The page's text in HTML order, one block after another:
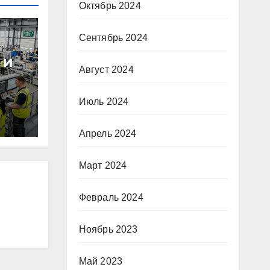
и
Октябрь 2024
Сентябрь 2024
Август 2024
Июль 2024
Апрель 2024
Март 2024
Февраль 2024
Ноябрь 2023
Май 2023